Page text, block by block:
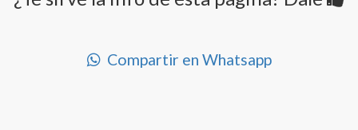
Compartir en Whatsapp